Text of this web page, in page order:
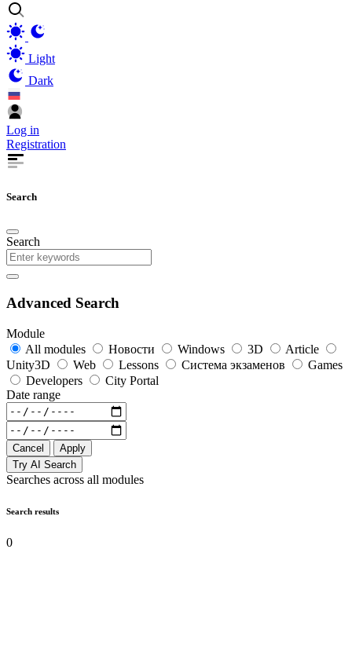
Light
Dark
Log in
Registration
Search
Search
Advanced Search
Module
All modules
Новости Windows 3D
Article
Unity3D
Web Lessons Система экзаменов
Games
Developers
City Portal
Date range
Cancel
Apply
Try AI Search
Searches across all modules
Search results
0